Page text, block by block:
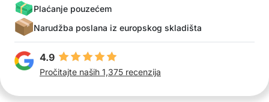
Plaćanje pouzećem
Narudžba poslana iz europskog skladišta
4.9
Pročitajte naših 1,375 recenzija